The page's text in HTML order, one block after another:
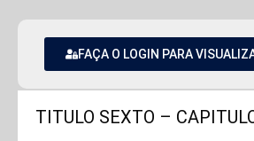
FAÇA O LOGIN PARA
TITULO SEXTO –